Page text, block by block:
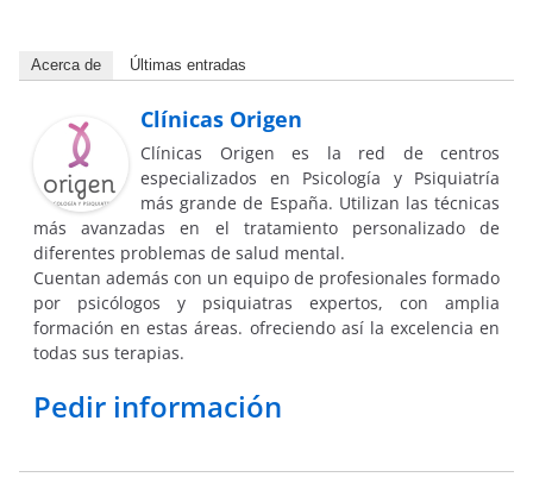
Acerca de Últimas entradas
Clínicas Origen
Clínicas Origen es la red de centros
especializados en Psicología y Psiquiatría
más grande de España. Utilizan las técnicas
más avanzadas en el tratamiento personalizado de
diferentes problemas de salud mental.
Cuentan además con un equipo de profesionales formado
por psicólogos y psiquiatras expertos, con amplia
formación en estas áreas. ofreciendo así la excelencia en
todas sus terapias.
Pedir información